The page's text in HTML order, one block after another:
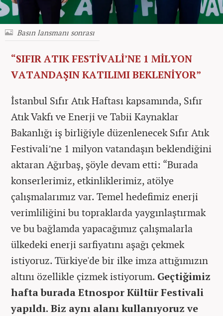
Basın lansmanı sonrası
“SIFIR ATIK FESTİVALİ’NE 1 MİLYON
VATANDAŞIN KATILIMI BEKLENİYOR”
İstanbul Sıfır Atık Haftası kapsamında, Sıfır
Atık Vakfı ve Enerji ve Tabii Kaynaklar
Bakanlığı iş birliğiyle düzenlenecek Sıfır Atık
Festivali’ne 1 milyon vatandaşın beklendiğini
aktaran Ağırbaş, şöyle devam etti: “Burada
konserlerimiz, etkinliklerimiz, atölye
çalışmalarımız var. Temel hedefimiz enerji
verimliliğini bu topraklarda yaygınlaştırmak
ve bu bağlamda yapacağımız çalışmalarla
ülkedeki enerji sarfiyatını aşağı çekmek
istiyoruz. Türkiye'de bir ilke imza attığımızın
altını özellikle çizmek istiyorum. Geçtiğimiz
hafta burada Etnospor Kültür Festivali
yapıldı. Biz aynı alanı kullanıyoruz ve